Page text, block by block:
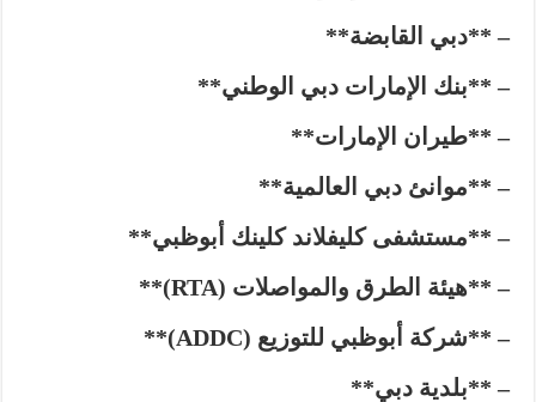
– **دبي القابضة**
– **بنك الإمارات دبي الوطني**
– **طيران الإمارات**
– **موانئ دبي العالمية**
– **مستشفى كليفلاند كلينك أبوظبي**
– **هيئة الطرق والمواصلات (RTA)**
– **شركة أبوظبي للتوزيع (ADDC)**
– **بلدية دبي**